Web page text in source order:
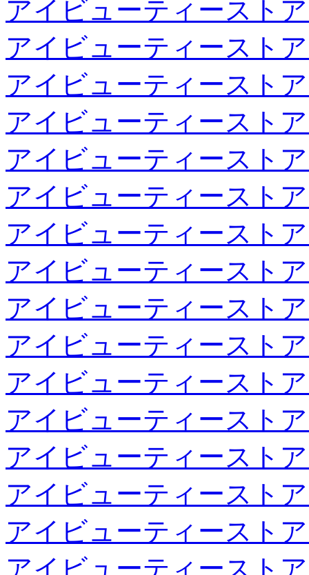
アイビューティースト
アイビューティースト
アイビューティースト
アイビューティースト
アイビューティースト
アイビューティースト
アイビューティースト
アイビューティースト
アイビューティースト
アイビューティースト
アイビューティースト
アイビューティースト
アイビューティースト
アイビューティースト
アイビューティースト
アイビューティースト